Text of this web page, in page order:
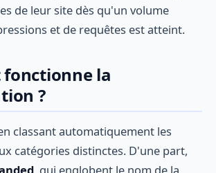
de leur site dès qu'un volume
et de requêtes est atteint.
la
?
classant automatiquement les
catégories distinctes. D'une part,